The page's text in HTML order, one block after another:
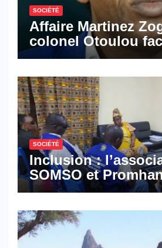
SOCIÉTÉ
Affaire Martinez
colonel Otoulou
croisé des avocats
SOCIÉTÉ
Inclusion :
SOMSO et
militent en faveur
hôtellerie-